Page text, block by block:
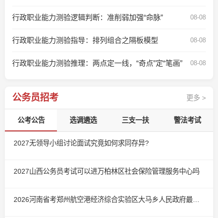
行政职业能力测验逻辑判断：准削弱加强“命脉” 08-08
行政职业能力测验指导：排列组合之隔板模型 08-08
行政职业能力测验推理：两点定一线，“奇点”定“笔画” 08-08
公务员招考 更多 >
公考公告 选调遴选 三支一扶 警法考试
2027无领导小组讨论面试究竟如何求同存异?
2027山西公务员考试可以进万柏林区社会保险管理服务中心吗